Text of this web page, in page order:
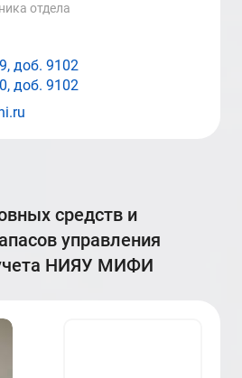
отдела
доб. 9102
доб. 9102
управления
учета НИЯУ МИФИ